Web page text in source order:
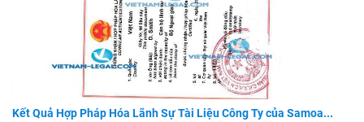
Kết Quả Hợp Pháp Hóa Lãnh Sự Tài Liệu Công Ty của Samoa...